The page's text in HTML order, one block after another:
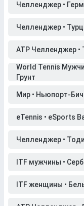
Челленджер •
Челленджер •
ATP Челленджер •
World Tennis
Грунт
Мир • Ньюпорт-Бич
eTennis • eSports
Челленджер • Тоди
ITF мужчины •
ITF женщины •